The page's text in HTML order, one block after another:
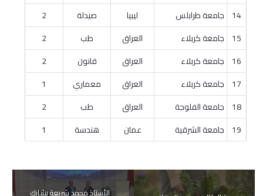
14 جامعة طرابلس ليبيا صيدلة
2
15 جامعة كربلاء العراق طب
2
16 جامعة كربلاء العراق قانون
2
17 جامعة كربلاء العراق معماري
1
18 جامعة الفلوجة العراق طب
2
19 جامعة الشرقية عمان هندسة 1
الأستاذ محمد شريعة يشارك